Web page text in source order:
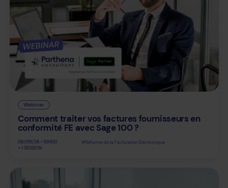
Webinar
Comment traiter vos factures fournisseurs en
conformité FE avec Sage 100 ?
08/09/26 • 10H00
+ 1 SESSION
#Réforme de la Facturation Electronique